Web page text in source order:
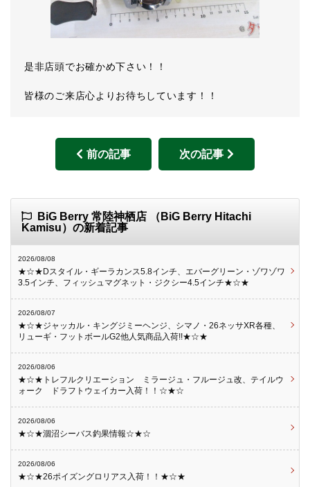
是非店頭でお確かめ下さい！！
皆様のご来店心よりお待ちしています！！
前の記事 次の記事
BiG Berry 常陸神栖店 （BiG Berry Hitachi
Kamisu）の新着記事
2026/08/08
★☆★Dスタイル・ギーラカンス5.8インチ、エバーグリーン・ゾワゾワ
3.5インチ、フィッシュマグネット・ジクシー4.5インチ★☆★
2026/08/07
★☆★ジャッカル・キングジミーヘンジ、シマノ・26ネッサXR各種、
リューギ・フットボールG2他人気商品入荷!!★☆★
2026/08/06
★☆★トレフルクリエーション ミラージュ・フルージュ改、テイルウ
ォーク ドラフトウェイカー入荷！！☆★☆
2026/08/06
★☆★涸沼シーバス釣果情報☆★☆
2026/08/06
★☆★26ポイズングロリアス入荷！！★☆★